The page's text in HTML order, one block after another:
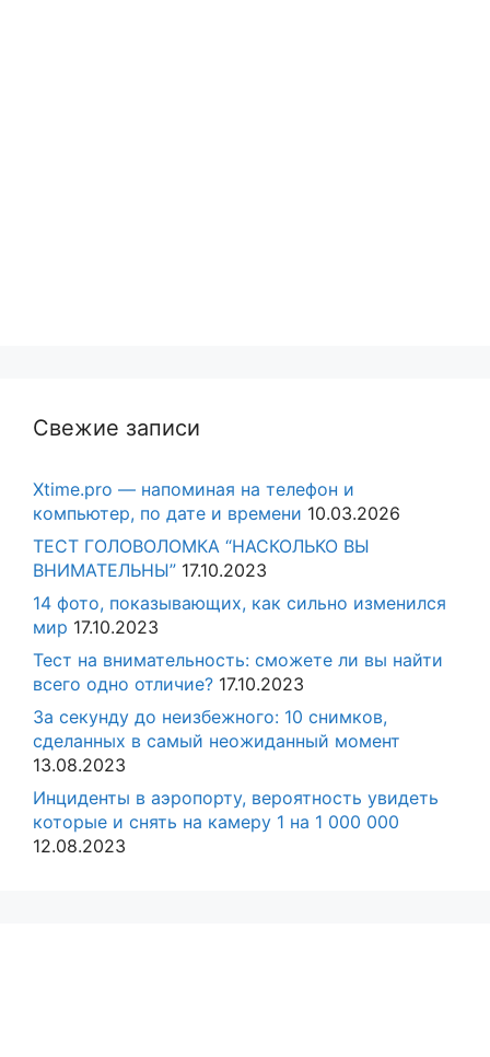
Свежие записи
Xtime.pro — напоминая на телефон и
компьютер, по дате и времени 10.03.2026
ТЕСТ ГОЛОВОЛОМКА “НАСКОЛЬКО ВЫ
ВНИМАТЕЛЬНЫ” 17.10.2023
14 фото, показывающих, как сильно изменился
мир 17.10.2023
Тест на внимательность: сможете ли вы найти
всего одно отличие? 17.10.2023
За секунду до неизбежного: 10 снимков,
сделанных в самый неожиданный момент
13.08.2023
Инциденты в аэропорту, вероятность увидеть
которые и снять на камеру 1 на 1 000 000
12.08.2023